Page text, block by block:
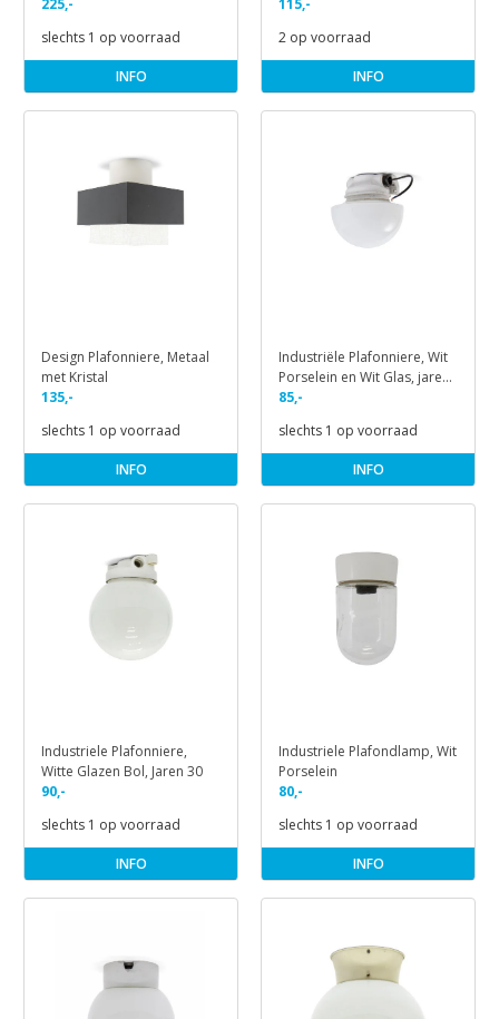
slechts 1 op voorraad
INFO
2 op voorraad
INFO
Design Plafonniere, Metaal
met Kristal
135,-
slechts 1 op voorraad
INFO
Industriële Plafonniere, Wit
Porselein en Wit Glas, jaren
40
85,-
slechts 1 op voorraad
INFO
Industriele Plafonniere,
Witte Glazen Bol, Jaren 30
90,-
slechts 1 op voorraad
INFO
Industriele Plafondlamp, Wit
Porselein
80,-
slechts 1 op voorraad
INFO